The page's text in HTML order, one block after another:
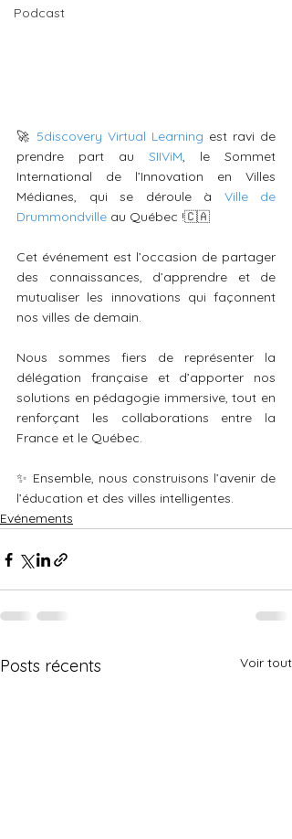
Podcast
🚀 5discovery Virtual Learning est ravi de
prendre part au SIIViM, le Sommet
International de l’Innovation en Villes
Médianes, qui se déroule à Ville de
Drummondville au Québec !🇨🇦
Cet événement est l’occasion de partager
des connaissances, d’apprendre et de
mutualiser les innovations qui façonnent
nos villes de demain.
Nous sommes fiers de représenter la
délégation française et d’apporter nos
solutions en pédagogie immersive, tout en
renforçant les collaborations entre la
France et le Québec.
✨ Ensemble, nous construisons l’avenir de
l’éducation et des villes intelligentes.
Evénements
Posts récents Voir tout